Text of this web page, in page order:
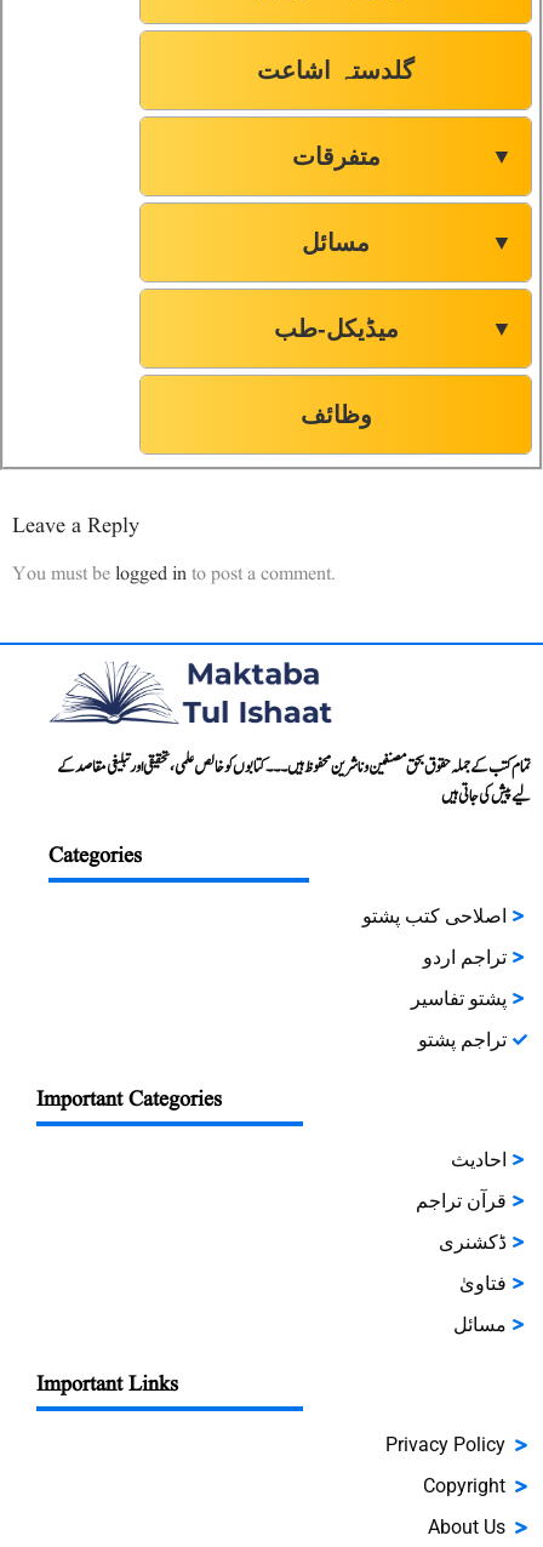
گلدستہ اشاعت
متفرقات ▼
مسائل ▼
میڈیکل-طب ▼
وظائف
Leave a Reply
You must belogged into post a comment.
تمام کتب کے جملہ حقوق بحق مصنفین و ناشرین محفوظ ہیں۔۔۔ کتابوں کو خالص علمی، تحقیقی اور تبلیغی مقاصد کے
لیے پیش کی جاتی ہیں
Categories
اصلاحی کتب پشتو
تراجم اردو
پشتو تفاسیر
تراجم پشتو
Important Categories
احادیث
قرآن تراجم
ڈکشنری
فتاویٰ
مسائل
Important Links
Privacy Policy
Copyright
About Us